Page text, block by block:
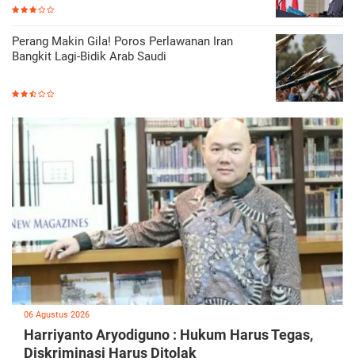
Perang Makin Gila! Poros Perlawanan Iran
Bangkit Lagi-Bidik Arab Saudi
06 Agustus 2026
Harriyanto Aryodiguno : Hukum Harus Tegas,
Diskriminasi Harus Ditolak